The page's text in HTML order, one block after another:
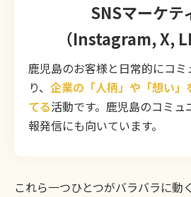
SNSマーケテ
（Instagram, X,
鹿児島のお客様と日常的にコ
り、 企業の「人柄」や「想い」
てる活動です。鹿児島のコミュ
報発信にも向いています。
これら一つひとつがバラバラに動